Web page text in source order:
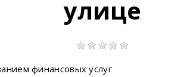
улице
финансовых услуг